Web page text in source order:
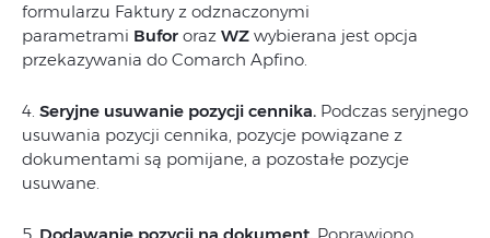
formularzu Faktury z odznaczonymi
parametrami Bufor oraz WZ wybierana jest opcja
przekazywania do Comarch Apfino.
4. Seryjne usuwanie pozycji cennika. Podczas seryjnego
usuwania pozycji cennika, pozycje powiązane z
dokumentami są pomijane, a pozostałe pozycje
usuwane.